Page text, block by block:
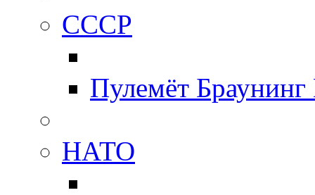
СССР
Пулемёт
НАТО